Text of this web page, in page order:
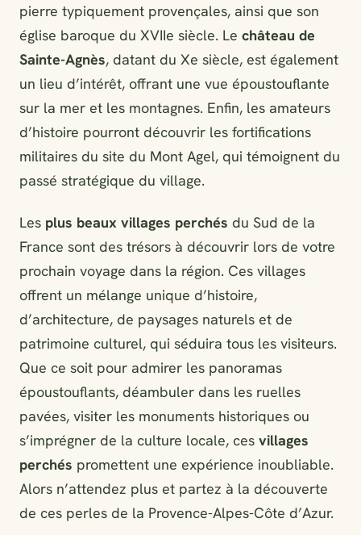
pierre typiquement provençales, ainsi que son
église baroque du XVIIe siècle. Le château de
Sainte-Agnès, datant du Xe siècle, est également
un lieu d’intérêt, offrant une vue époustouflante
sur la mer et les montagnes. Enfin, les amateurs
d’histoire pourront découvrir les fortifications
militaires du site du Mont Agel, qui témoignent du
passé stratégique du village.
Les plus beaux villages perchés du Sud de la
France sont des trésors à découvrir lors de votre
prochain voyage dans la région. Ces villages
offrent un mélange unique d’histoire,
d’architecture, de paysages naturels et de
patrimoine culturel, qui séduira tous les visiteurs.
Que ce soit pour admirer les panoramas
époustouflants, déambuler dans les ruelles
pavées, visiter les monuments historiques ou
s’imprégner de la culture locale, ces villages
perchés promettent une expérience inoubliable.
Alors n’attendez plus et partez à la découverte
de ces perles de la Provence-Alpes-Côte d’Azur.